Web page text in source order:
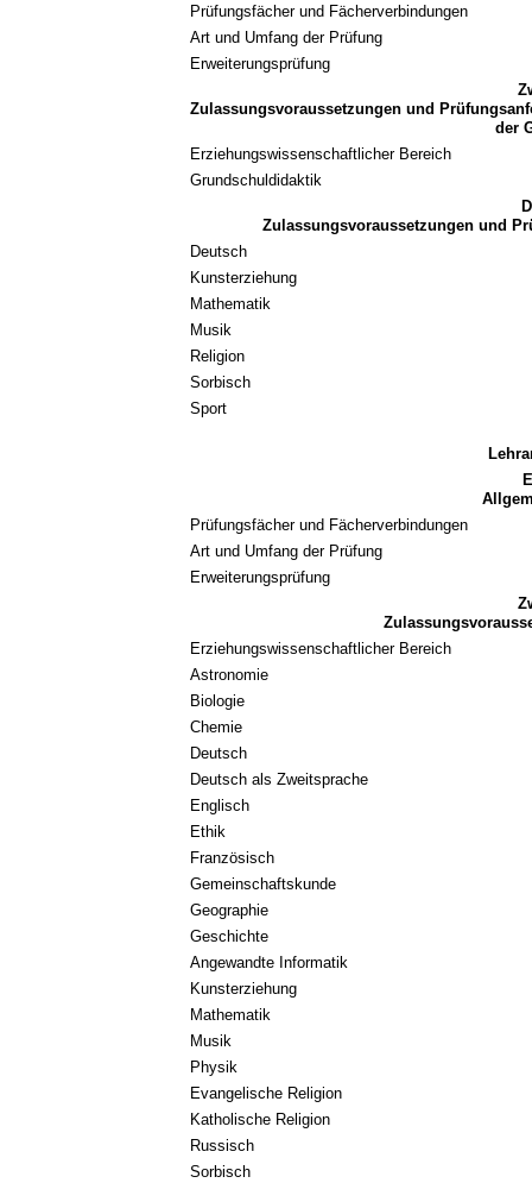
Prüfungsfächer und Fächerverbindungen
Art und Umfang der Prüfung
Erweiterungsprüfung
Zulassungsvoraussetzungen und
der
Erziehungswissenschaftlicher Bereich
Grundschuldidaktik
Zulassungsvoraussetzungen und
Deutsch
Kunsterziehung
Mathematik
Musik
Religion
Sorbisch
Sport
Prüfungsfächer und Fächerverbindungen
Art und Umfang der Prüfung
Erweiterungsprüfung
Erziehungswissenschaftlicher Bereich
Astronomie
Biologie
Chemie
Deutsch
Deutsch als Zweitsprache
Englisch
Ethik
Französisch
Gemeinschaftskunde
Geographie
Geschichte
Angewandte Informatik
Kunsterziehung
Mathematik
Musik
Physik
Evangelische Religion
Katholische Religion
Russisch
Sorbisch